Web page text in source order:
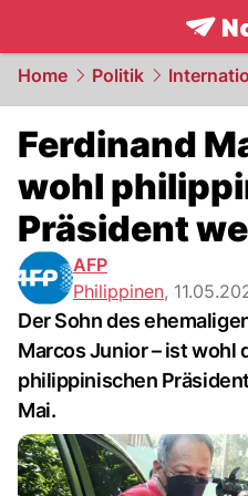
Home Politik
Ferdinand
wohl
Präsident
AFP
Philippinen,
Der Sohn des
Marcos Junior – ist wohl
philippinischen
Mai.